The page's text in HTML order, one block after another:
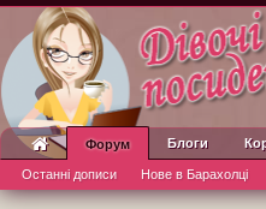
Форум
Останні дописи Нове в Барахолці
Блоги